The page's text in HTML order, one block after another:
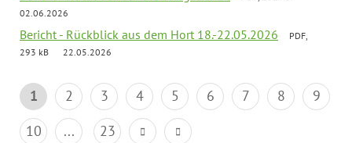
02.06.2026
Bericht - Rückblick aus dem Hort 18.-22.05.2026
PDF,
293 kB
22.05.2026
1 2 3 4 5 6 7 8
9
10
... 23